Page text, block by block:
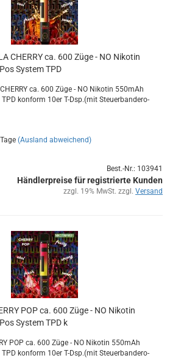
CHER­RY ca. 600 Züge - NO Ni­ko­tin
Sys­tem TPD
ca. 600 Züge - NO Ni­ko­tin 550mAh
TPD kon­form 10er T-Dsp.(mit Steu­er­ban­de­ro­
(Ausland abweichend)
Best.-Nr.: 103941
Händlerpreise für registrierte Kunden
zzgl. 19% MwSt. zzgl. Versand
POP ca. 600 Züge - NO Ni­ko­tin
Sys­tem TPD k
POP ca. 600 Züge - NO Ni­ko­tin 550mAh
TPD kon­form 10er T-Dsp.(mit Steu­er­ban­de­ro­